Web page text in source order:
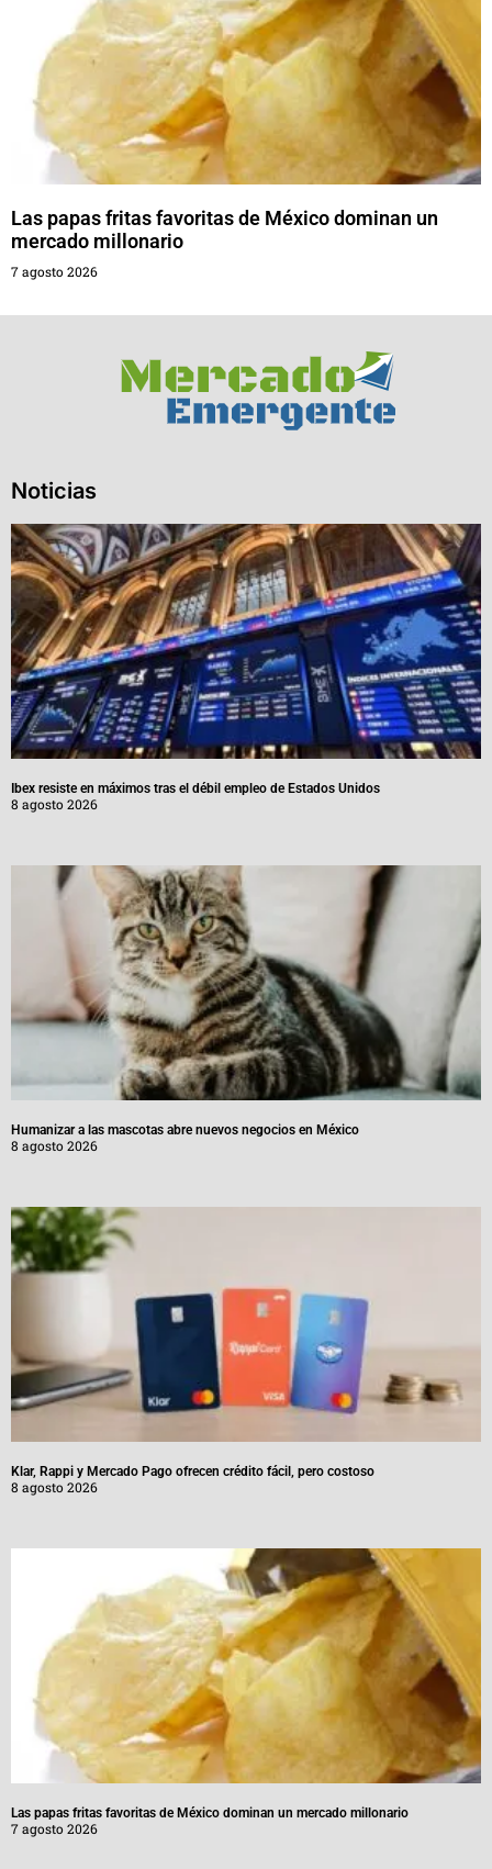
Las papas fritas favoritas de México dominan un
mercado millonario
7 agosto 2026
Noticias
Ibex resiste en máximos tras el débil empleo de Estados Unidos
8 agosto 2026
Humanizar a las mascotas abre nuevos negocios en México
8 agosto 2026
Klar, Rappi y Mercado Pago ofrecen crédito fácil, pero costoso
8 agosto 2026
Las papas fritas favoritas de México dominan un mercado millonario
7 agosto 2026